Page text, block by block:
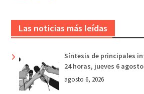
Las noticias más leídas
Síntesis de principales
24 horas, jueves 6 agosto
agosto 6, 2026